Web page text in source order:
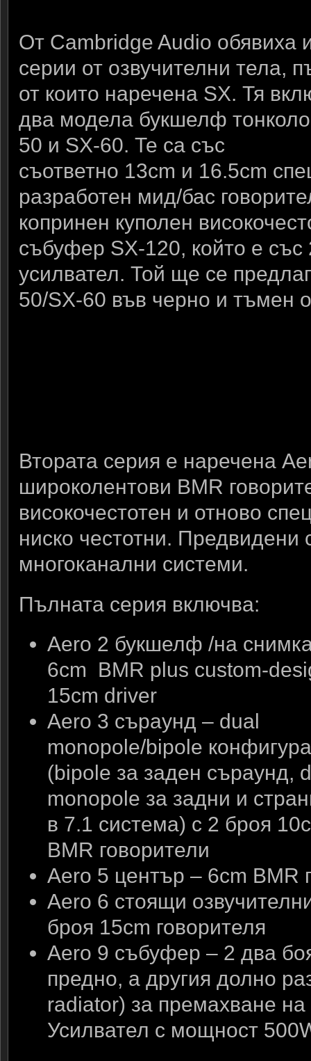
От Cambridge Audio обявиха
серии от озвучителни тела,
от които наречена SX. Тя
два модела букшелф
50 и SX-60. Те са със
съответно 13cm и 16.5cm
разработен мид/бас
копринен куполен
събуфер SX-120, който е със
усилвател. Той ще се
50/SX-60 във черно и тъмен
Втората серия е наречена
широколентови BMR
високочестотен и отново
ниско честотни. Предвидени
многоканални системи.
Пълната серия включва:
Aero 2 букшелф /на
6cm BMR plus custom-
15cm driver
Aero 3 съраунд – dual
monopole/bipole
(bipole за заден съраунд,
monopole за задни и
в 7.1 система) с 2 броя
BMR говорители
Aero 5 център – 6cm BMR
Aero 6 стоящи
броя 15cm говорителя
Aero 9 събуфер – 2 два
предно, а другия долно
radiator) за премахване
Усилвател с мощност